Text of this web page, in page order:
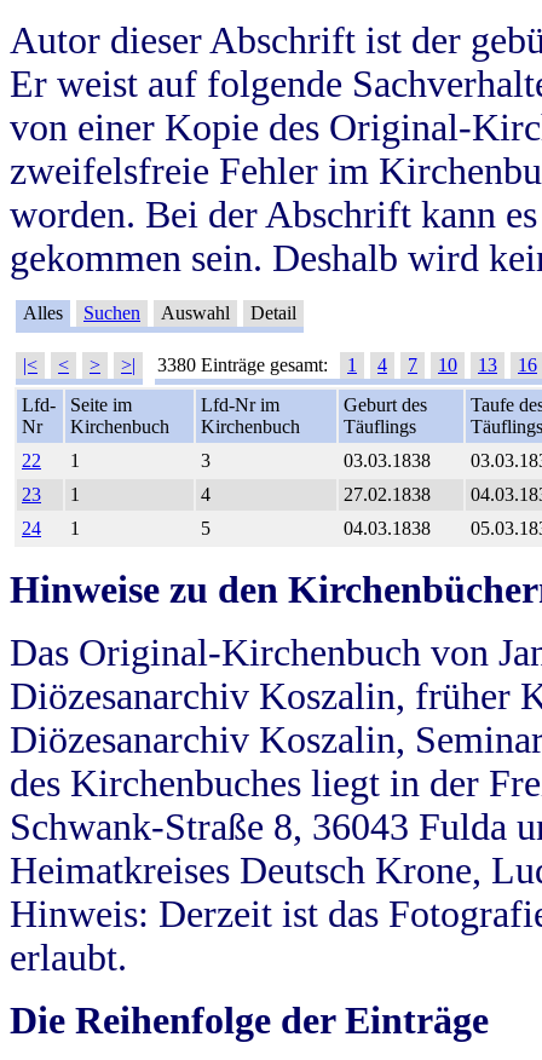
Autor dieser Abschrift ist der
Er weist auf folgende
von einer Kopie des Original-
zweifelsfreie Fehler im
worden. Bei der Abschrift kann
gekommen sein. Deshalb wird
Alles Suchen Auswahl Detail
|< < > >| 3380 Einträge gesamt: 1 4 7 10 13
16
Lfd-
Nr
Seite im
Kirchenbuch
Lfd-Nr im
Kirchenbuch
Geburt des
Täuflings
Taufe
Täuflings
22
1 3 03.03.1838
23
1 4 27.02.1838
24
1 5 04.03.1838
Hinweise zu den
Das Original-Kirchenbuch von
Diözesanarchiv Koszalin, früher
Diözesanarchiv Koszalin,
des Kirchenbuches liegt in der
Schwank-Straße 8, 36043 Fulda
Heimatkreises Deutsch Krone,
Hinweis: Derzeit ist das
erlaubt.
Die Reihenfolge der Einträge